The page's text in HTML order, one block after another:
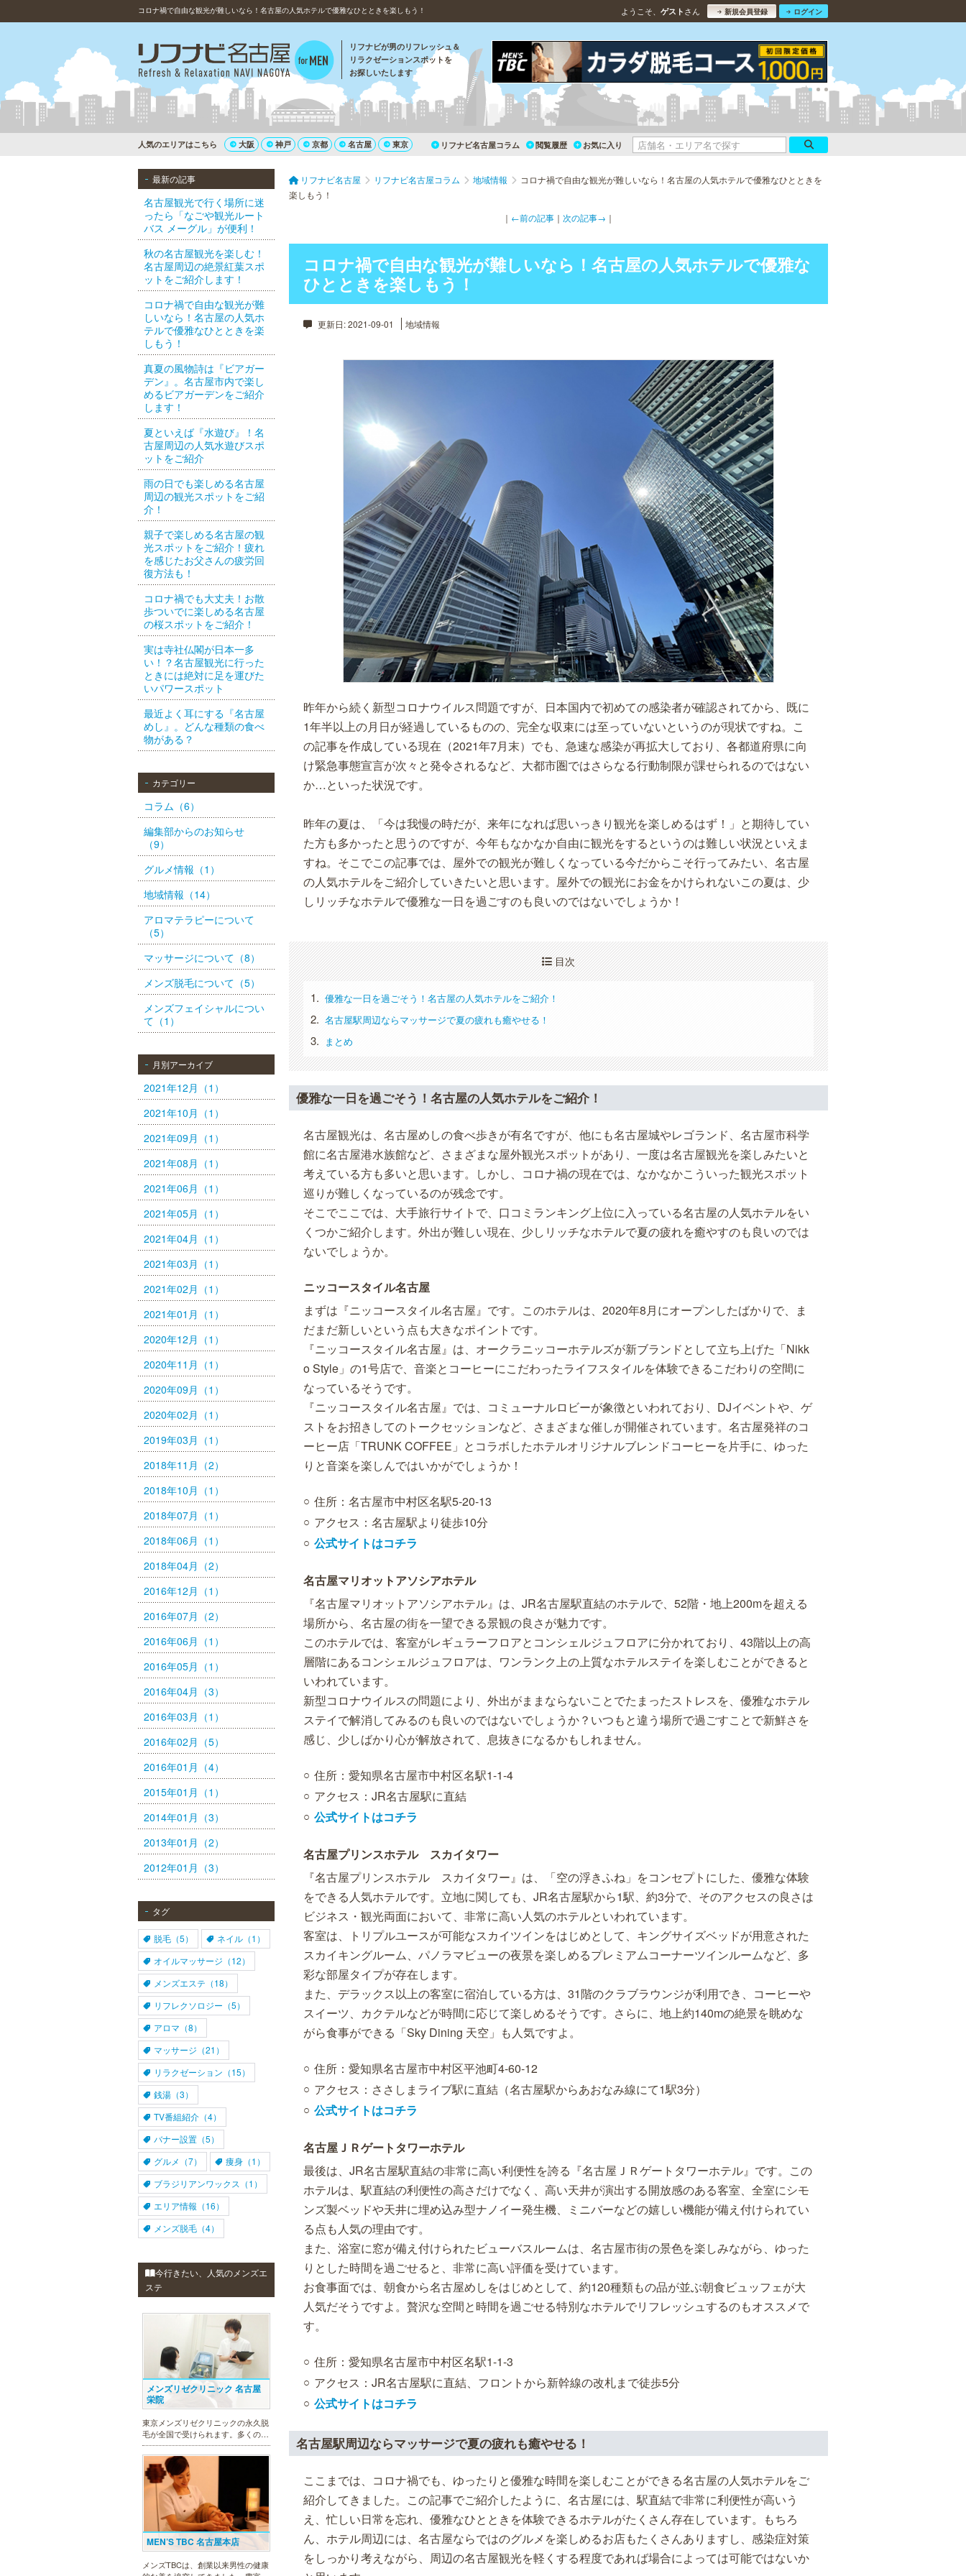
コロナ禍で自由な観光が難しいなら！名古屋の人気ホテルで優雅なひとときを楽しもう！ ようこそ、 ゲスト さん 新規会員登録 ログイン
リフナビが男のリフレッシュ＆
リラクゼーションスポットを
お探しいたします
人気のエリアはこちら 大阪 神戸 京都 名古屋 東京 リフナビ名古屋コラム 閲覧履歴 お気に入り
最新の記事
名古屋観光で行く場所に迷
ったら「なごや観光ルート
バス メーグル」が便利！
秋の名古屋観光を楽しむ！
名古屋周辺の絶景紅葉スポ
ットをご紹介します！
コロナ禍で自由な観光が難
しいなら！名古屋の人気ホ
テルで優雅なひとときを楽
しもう！
真夏の風物詩は『ビアガー
デン』。名古屋市内で楽し
めるビアガーデンをご紹介
します！
夏といえば『水遊び』！名
古屋周辺の人気水遊びスポ
ットをご紹介
雨の日でも楽しめる名古屋
周辺の観光スポットをご紹
介！
親子で楽しめる名古屋の観
光スポットをご紹介！疲れ
を感じたお父さんの疲労回
復方法も！
コロナ禍でも大丈夫！お散
歩ついでに楽しめる名古屋
の桜スポットをご紹介！
実は寺社仏閣が日本一多
い！？名古屋観光に行った
ときには絶対に足を運びた
いパワースポット
最近よく耳にする『名古屋
めし』。どんな種類の食べ
物がある？
カテゴリー
コラム（6）
編集部からのお知らせ
（9）
グルメ情報（1）
地域情報（14）
アロマテラピーについて
（5）
マッサージについて（8）
メンズ脱毛について（5）
メンズフェイシャルについ
て（1）
月別アーカイブ
2021年12月（1）
2021年10月（1）
2021年09月（1）
2021年08月（1）
2021年06月（1）
2021年05月（1）
2021年04月（1）
2021年03月（1）
2021年02月（1）
2021年01月（1）
2020年12月（1）
2020年11月（1）
2020年09月（1）
2020年02月（1）
2019年03月（1）
2018年11月（2）
2018年10月（1）
2018年07月（1）
2018年06月（1）
2018年04月（2）
2016年12月（1）
2016年07月（2）
2016年06月（1）
2016年05月（1）
2016年04月（3）
2016年03月（1）
2016年02月（5）
2016年01月（4）
2015年01月（1）
2014年01月（3）
2013年01月（2）
2012年01月（3）
タグ
脱毛（5）
ネイル（1）
オイルマッサージ（12）
メンズエステ（18）
リフレクソロジー（5）
アロマ（8）
マッサージ（21）
リラクゼーション（15）
銭湯（3）
TV番組紹介（4）
バナー設置（5）
グルメ（7）
痩身（1）
ブラジリアンワックス（1）
エリア情報（16）
メンズ脱毛（4）
今行きたい、人気のメンズエ
ステ
メンズリゼクリニック 名古屋
栄院
東京メンズリゼクリニックの永久脱
毛が全国で受けられます。多くの男
性患者様にご支持頂き、新宿1院か
ら始まったメンズリゼクリニック
が、現在では提携院含め全国10院を
展開するクリニックになりました。
MEN’S TBC 名古屋本店
メンズTBCは、創業以来男性の健康
リフナビ名古屋 リフナビ名古屋コラム 地域情報
コロナ禍で自由な観光が難しいなら！名古屋の人気ホテルで優雅なひとときを
楽しもう！
｜ ←前の記事 ｜ 次の記事→ ｜
コロナ禍で自由な観光が難しいなら！名古屋の人気ホテルで優雅な
ひとときを楽しもう！
更新日: 2021-09-01 地域情報
昨年から続く新型コロナウイルス問題ですが、日本国内で初めての感染者が確認されてから、既に
1年半以上の月日が経過しているものの、完全な収束には至っていないというのが現状ですね。こ
の記事を作成している現在（2021年7月末）でも、急速な感染が再拡大しており、各都道府県に向
け緊急事態宣言が次々と発令されるなど、大都市圏ではさらなる行動制限が課せられるのではない
か…といった状況です。
昨年の夏は、「今は我慢の時だが、来年になれば思いっきり観光を楽しめるはず！」と期待してい
た方も多かったと思うのですが、今年もなかなか自由に観光をするというのは難しい状況といえま
すね。そこでこの記事では、屋外での観光が難しくなっている今だからこそ行ってみたい、名古屋
の人気ホテルをご紹介していきたいと思います。屋外での観光にお金をかけられないこの夏は、少
しリッチなホテルで優雅な一日を過ごすのも良いのではないでしょうか！
目次
優雅な一日を過ごそう！名古屋の人気ホテルをご紹介！
名古屋駅周辺ならマッサージで夏の疲れも癒やせる！
まとめ
優雅な一日を過ごそう！名古屋の人気ホテルをご紹介！
名古屋観光は、名古屋めしの食べ歩きが有名ですが、他にも名古屋城やレゴランド、名古屋市科学
館に名古屋港水族館など、さまざまな屋外観光スポットがあり、一度は名古屋観光を楽しみたいと
考えている方も多いと思います。しかし、コロナ禍の現在では、なかなかこういった観光スポット
巡りが難しくなっているのが残念です。
そこでここでは、大手旅行サイトで、口コミランキング上位に入っている名古屋の人気ホテルをい
くつかご紹介します。外出が難しい現在、少しリッチなホテルで夏の疲れを癒やすのも良いのでは
ないでしょうか。
ニッコースタイル名古屋
まずは『ニッコースタイル名古屋』です。このホテルは、2020年8月にオープンしたばかりで、ま
だまだ新しいという点も大きなポイントです。
『ニッコースタイル名古屋』は、オークラニッコーホテルズが新ブランドとして立ち上げた「Nikk
o Style」の1号店で、音楽とコーヒーにこだわったライフスタイルを体験できるこだわりの空間に
なっているそうです。
『ニッコースタイル名古屋』では、コミューナルロビーが象徴といわれており、DJイベントや、ゲ
ストをお招きしてのトークセッションなど、さまざまな催しが開催されています。名古屋発祥のコ
ーヒー店「TRUNK COFFEE」とコラボしたホテルオリジナルブレンドコーヒーを片手に、ゆった
りと音楽を楽しんではいかがでしょうか！
住所：名古屋市中村区名駅5-20-13
アクセス：名古屋駅より徒歩10分
公式サイトはコチラ
名古屋マリオットアソシアホテル
『名古屋マリオットアソシアホテル』は、JR名古屋駅直結のホテルで、52階・地上200mを超える
場所から、名古屋の街を一望できる景観の良さが魅力です。
このホテルでは、客室がレギュラーフロアとコンシェルジュフロアに分かれており、43階以上の高
層階にあるコンシェルジュフロアは、ワンランク上の上質なホテルステイを楽しむことができると
いわれています。
新型コロナウイルスの問題により、外出がままならないことでたまったストレスを、優雅なホテル
ステイで解消してみるのも良いのではないでしょうか？いつもと違う場所で過ごすことで新鮮さを
感じ、少しばかり心が解放されて、息抜きになるかもしれません。
住所：愛知県名古屋市中村区名駅1-1-4
アクセス：JR名古屋駅に直結
公式サイトはコチラ
名古屋プリンスホテル スカイタワー
『名古屋プリンスホテル スカイタワー』は、「空の浮きふね」をコンセプトにした、優雅な体験
をできる人気ホテルです。立地に関しても、JR名古屋駅から1駅、約3分で、そのアクセスの良さは
ビジネス・観光両面において、非常に高い人気のホテルといわれています。
客室は、トリプルユースが可能なスカイツインをはじめとして、キングサイズベッドが用意された
スカイキングルーム、パノラマビューの夜景を楽しめるプレミアムコーナーツインルームなど、多
彩な部屋タイプが存在します。
また、デラックス以上の客室に宿泊している方は、31階のクラブラウンジが利用でき、コーヒーや
スイーツ、カクテルなどが時間に応じて楽しめるそうです。さらに、地上約140mの絶景を眺めな
がら食事ができる「Sky Dining 天空」も人気ですよ。
住所：愛知県名古屋市中村区平池町4-60-12
アクセス：ささしまライブ駅に直結（名古屋駅からあおなみ線にて1駅3分）
公式サイトはコチラ
名古屋ＪＲゲートタワーホテル
最後は、JR名古屋駅直結の非常に高い利便性を誇る『名古屋ＪＲゲートタワーホテル』です。この
ホテルは、駅直結の利便性の高さだけでなく、高い天井が演出する開放感のある客室、全室にシモ
ンズ製ベッドや天井に埋め込み型ナノイー発生機、ミニバーなどの嬉しい機能が備え付けられてい
る点も人気の理由です。
また、浴室に窓が備え付けられたビューバスルームは、名古屋市街の景色を楽しみながら、ゆった
りとした時間を過ごせると、非常に高い評価を受けています。
お食事面では、朝食から名古屋めしをはじめとして、約120種類もの品が並ぶ朝食ビュッフェが大
人気だそうですよ。贅沢な空間と時間を過ごせる特別なホテルでリフレッシュするのもオススメで
す。
住所：愛知県名古屋市中村区名駅1-1-3
アクセス：JR名古屋駅に直結、フロントから新幹線の改札まで徒歩5分
公式サイトはコチラ
名古屋駅周辺ならマッサージで夏の疲れも癒やせる！
ここまでは、コロナ禍でも、ゆったりと優雅な時間を楽しむことができる名古屋の人気ホテルをご
紹介してきました。この記事でご紹介したように、名古屋には、駅直結で非常に利便性が高いう
え、忙しい日常を忘れ、優雅なひとときを体験できるホテルがたくさん存在しています。もちろ
ん、ホテル周辺には、名古屋ならではのグルメを楽しめるお店もたくさんありますし、感染症対策
をしっかり考えながら、周辺の名古屋観光を軽くする程度であれば場合によっては可能ではないか